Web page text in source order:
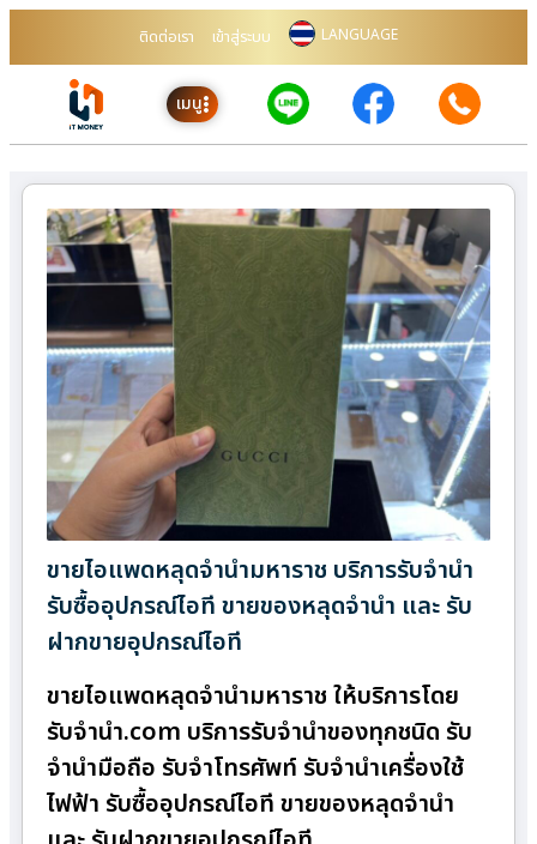
ติดต่อเรา เข้าสู่ระบบ LANGUAGE
เมนู
ขายไอแพดหลุดจำนำมหาราช บริการรับจำนำ
รับซื้ออุปกรณ์ไอที ขายของหลุดจำนำ และ รับ
ฝากขายอุปกรณ์ไอที
ขายไอแพดหลุดจำนำมหาราช ให้บริการโดย
รับจํานํา.com บริการรับจำนำของทุกชนิด รับ
จำนำมือถือ รับจำโทรศัพท์ รับจำนำเครื่องใช้
ไฟฟ้า รับซื้ออุปกรณ์ไอที ขายของหลุดจำนำ